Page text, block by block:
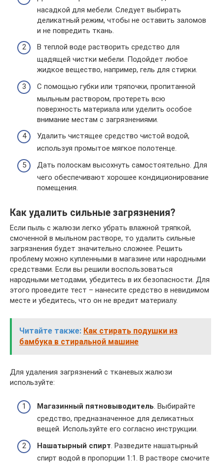
насадкой для мебели. Следует выбирать
деликатный режим, чтобы не оставить заломов
и не повредить ткань.
В теплой воде растворить средство для
щадящей чистки мебели. Подойдет любое
жидкое вещество, например, гель для стирки.
С помощью губки или тряпочки, пропитанной
мыльным раствором, протереть всю
поверхность материала или уделить особое
внимание местам с загрязнениями.
Удалить чистящее средство чистой водой,
используя промытое мягкое полотенце.
Дать полоскам высохнуть самостоятельно. Для
чего обеспечивают хорошее кондиционирование
помещения.
Как удалить сильные загрязнения?
Если пыль с жалюзи легко убрать влажной тряпкой,
смоченной в мыльном растворе, то удалить сильные
загрязнения будет значительно сложнее. Решить
проблему можно купленными в магазине или народными
средствами. Если вы решили воспользоваться
народными методами, убедитесь в их безопасности. Для
этого проведите тест – нанесите средство в невидимом
месте и убедитесь, что он не вредит материалу.
Читайте также: Как стирать подушки из
бамбука в стиральной машине
Для удаления загрязнений с тканевых жалюзи
используйте:
Магазинный пятновыводитель. Выбирайте
средство, предназначенное для деликатных
вещей. Используйте его согласно инструкции.
Нашатырный спирт . Разведите нашатырный
спирт водой в пропорции 1:1. В растворе смочите